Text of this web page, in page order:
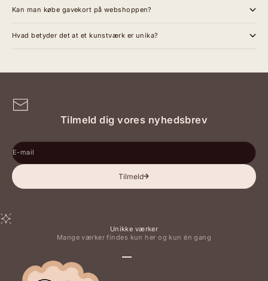
Kan man købe gavekort på webshoppen?
Hvad betyder det at et kunstværk er unika?
Tilmeld dig vores nyhedsbrev
E-mail
Tilmeld
Unikke værker
Mange værker findes kun her og kun én gang
Gå til element 1